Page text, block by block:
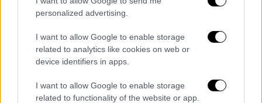
personalized advertising.
I want to allow Google to enable storage
related to analytics like cookies on web or
device identifiers in apps.
I want to allow Google to enable storage
related to functionality of the website or app.